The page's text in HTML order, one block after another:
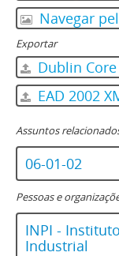
Navegar
Exportar
Dublin Core
EAD 2002
Assuntos
06-01-02
Pessoas e
INPI -
Industrial